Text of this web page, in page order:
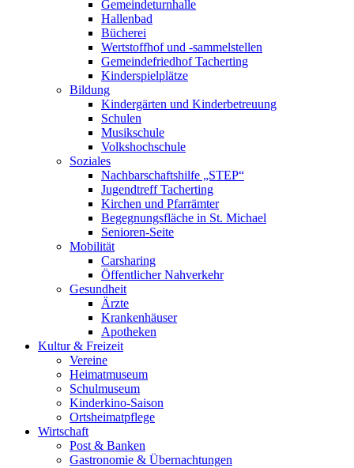
Gemeindeturnhalle
Hallenbad
Bücherei
Wertstoffhof und -sammelstellen
Gemeindefriedhof Tacherting
Kinderspielplätze
Bildung
Kindergärten und Kinderbetreuung
Schulen
Musikschule
Volkshochschule
Soziales
Nachbarschaftshilfe „STEP“
Jugendtreff Tacherting
Kirchen und Pfarrämter
Begegnungsfläche in St. Michael
Senioren-Seite
Mobilität
Carsharing
Öffentlicher Nahverkehr
Gesundheit
Ärzte
Krankenhäuser
Apotheken
Kultur & Freizeit
Vereine
Heimatmuseum
Schulmuseum
Kinderkino-Saison
Ortsheimatpflege
Wirtschaft
Post & Banken
Gastronomie & Übernachtungen